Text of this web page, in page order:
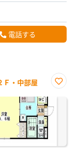
電話する
Ｆ・中部屋
に入
り登
録